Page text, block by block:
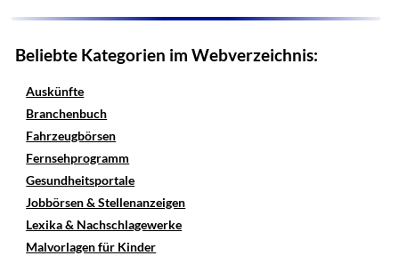
Beliebte Kategorien im Webverzeichnis:
Auskünfte
Branchenbuch
Fahrzeugbörsen
Fernsehprogramm
Gesundheitsportale
Jobbörsen & Stellenanzeigen
Lexika & Nachschlagewerke
Malvorlagen für Kinder